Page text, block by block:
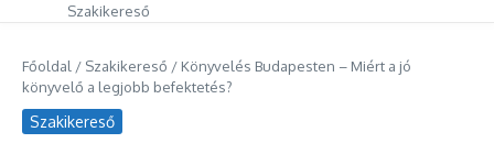
Szakikereső
Főoldal / Szakikereső / Könyvelés Budapesten – Miért a jó
könyvelő a legjobb befektetés?
Szakikereső